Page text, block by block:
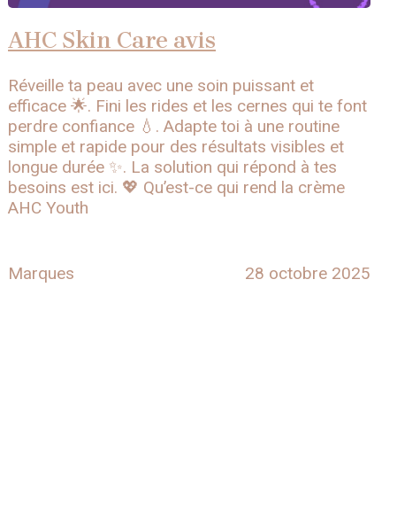
AHC Skin Care avis
Réveille ta peau avec une soin puissant et
efficace 🌟. Fini les rides et les cernes qui te font
perdre confiance 💧. Adapte toi à une routine
simple et rapide pour des résultats visibles et
longue durée ✨. La solution qui répond à tes
besoins est ici. 💖 Qu’est-ce qui rend la crème
AHC Youth
Marques 28 octobre 2025